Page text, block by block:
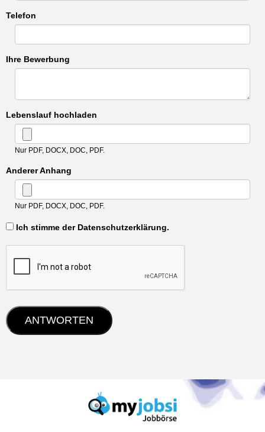
Telefon
Ihre Bewerbung
Lebenslauf hochladen
Nur PDF, DOCX, DOC, PDF.
Anderer Anhang
Nur PDF, DOCX, DOC, PDF.
‏‏‎ ‎Ich stimme der Datenschutzerklärung.